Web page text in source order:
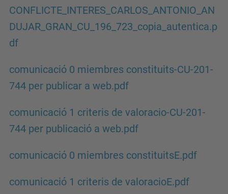
CONFLICTE_INTERES_CARLOS_ANTONIO_AN
DUJAR_GRAN_CU_196_723_copia_autentica.p
df
comunicació 0 miembres constituits-CU-201-
744 per publicar a web.pdf
comunicació 1 criteris de valoracio-CU-201-
744 per publicació a web.pdf
comunicació 0 miembres constituitsE.pdf
comunicació 1 criteris de valoracioE.pdf